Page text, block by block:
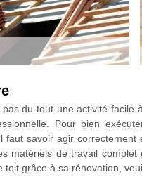
pas du tout une activité
Pour bien
faut savoir agir
matériels de travail
toit grâce à sa rénovation,